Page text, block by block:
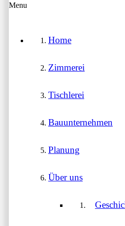
Menu
Home
Zimmerei
Tischlerei
Bauunternehmen
Planung
Über uns